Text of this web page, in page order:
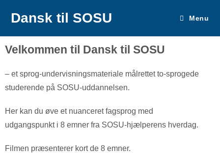
Dansk til SOSU Menu
Velkommen til Dansk til SOSU
– et sprog-undervisningsmateriale målrettet to-sprogede
studerende på SOSU-uddannelsen.
Her kan du øve et nuanceret fagsprog med
udgangspunkt i 8 emner fra SOSU-hjælperens hverdag.
Filmen præsenterer kort de 8 emner.